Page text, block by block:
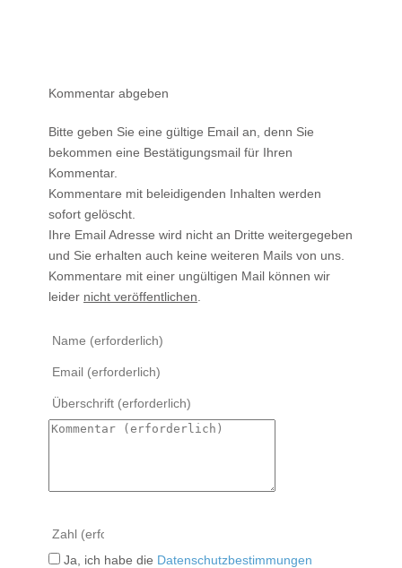
Kommentar abgeben
Bitte geben Sie eine gültige Email an, denn Sie
bekommen eine Bestätigungsmail für Ihren
Kommentar.
Kommentare mit beleidigenden Inhalten werden
sofort gelöscht.
Ihre Email Adresse wird nicht an Dritte weitergegeben
und Sie erhalten auch keine weiteren Mails von uns.
Kommentare mit einer ungültigen Mail können wir
leider nicht veröffentlichen
Ja, ich habe die Datenschutzbestimmungen